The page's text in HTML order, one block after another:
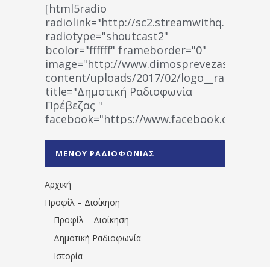
[html5radio
radiolink="http://
radiotype="shoutcast2"
bcolor="ffffff" frameborder="0"
image="http://www.dimosprevezas.gr/wp-
content/uploads/2017/02/
title="Δημοτική Ραδιοφωνία
Πρέβεζας "
facebook="https://www.facebook.com/
1531194763766854/" artist="" ]
ΜΕΝΟΥ ΡΑΔΙΟΦΩΝΙΑΣ
Αρχική
Προφίλ – Διοίκηση
Προφίλ – Διοίκηση
Δημοτική Ραδιοφωνία
Ιστορία